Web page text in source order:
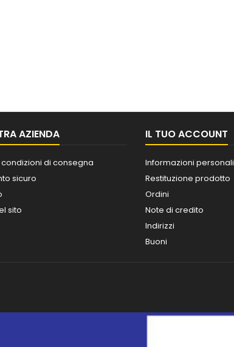
AZIENDA
di consegna
sicuro
sito
IL TUO ACCOUNT
Informazioni personali
Restituzione prodotto
Ordini
Note di credito
Indirizzi
Buoni